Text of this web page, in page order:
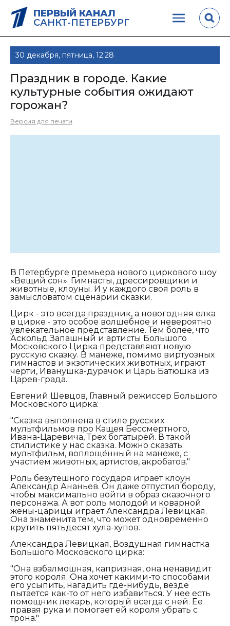
ПЕРВЫЙ КАНАЛ
САНКТ-ПЕТЕРБУРГ
30 декабря, пятница, 12:28
Праздник в городе. Какие
культурные события ожидают
горожан?
Версия для печати
В Петербурге премьера нового циркового шоу
«Вещий сон». Гимнасты, дрессировщики и
животные, клоуны. И у каждого своя роль в
замысловатом сценарии сказки.
Цирк - это всегда праздник, а новогодняя елка
в цирке - это особое волшебное и невероятно
увлекательное представление. Тем более, что
Аскольд Запашный и артисты Большого
Московского Цирка представляют новую
русскую сказку. В манеже, помимо виртуозных
гимнастов и экзотических животных, играют
черти, Иванушка-дурачок и Царь Батюшка из
Царев-града.
Евгений Шевцов, Главный режиссер Большого
Московского цирка:
"Сказка выполнена в стиле русских
мультфильмов про Кащея Бессмертного,
Ивана-Царевича, Трех богатырей. В такой
стилистике у нас сказка. Можно сказать:
мультфильм, воплощённый на манеже, с
участием животных, артистов, акробатов."
Роль безутешного государя играет клоун
Александр Ананьев. Он даже отпустил бороду,
чтобы максимально войти в образ сказочного
персонажа. А вот роль молодой и коварной
жены-царицы играет Александра Левицкая.
Она знаменита тем, что может одновременно
крутить пятьдесят хула-хупов.
Александра Левицкая, Воздушная гимнастка
Большого Московского цирка:
"Она взбалмошная, капризная, она ненавидит
этого короля. Она хочет какими-то способами
его усыпить, нагадить где-нибудь, везде
пытается как-то от него избавиться. У нее есть
помощник лекарь, который всегда с ней. Ее
правая рука и помогает ей короля убрать с
трона."